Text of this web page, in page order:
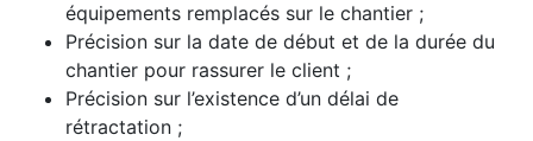
équipements remplacés sur le chantier ;
Précision sur la date de début et de la durée du
chantier pour rassurer le client ;
Précision sur l’existence d’un délai de
rétractation ;